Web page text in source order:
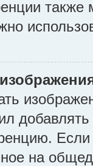
также
на